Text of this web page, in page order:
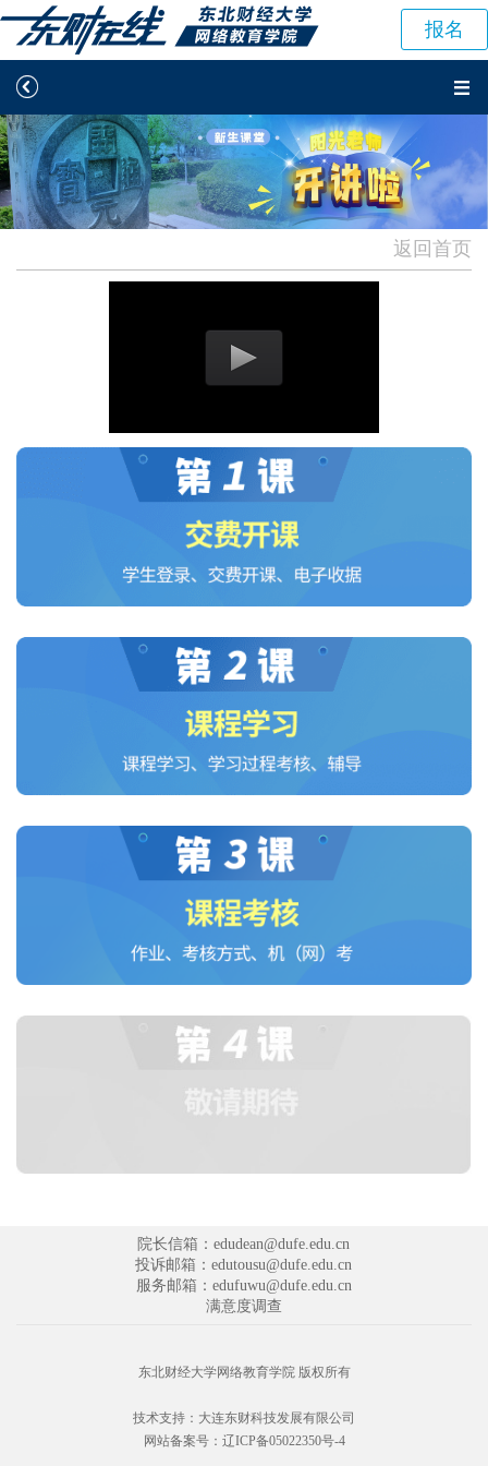
报名
 
学院概况 招生报名
学习中心 阳光服务


返回首页
院长信箱：edudean@dufe.edu.cn
投诉邮箱：edutousu@dufe.edu.cn
服务邮箱：edufuwu@dufe.edu.cn
满意度调查
东北财经大学网络教育学院 版权所有
技术支持： 大连东财科技发展有限公司
网站备案号： 辽ICP备05022350号-4